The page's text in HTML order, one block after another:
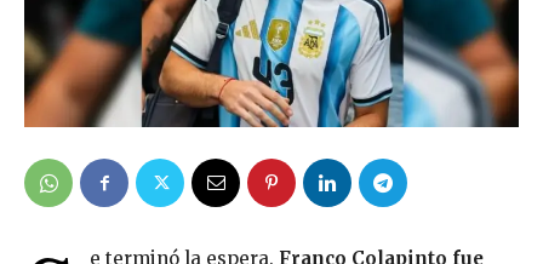
e terminó la espera. Franco Colapinto fue